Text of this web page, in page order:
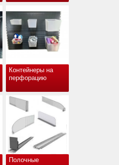
Контейнеры на
перфорацию
Полочные